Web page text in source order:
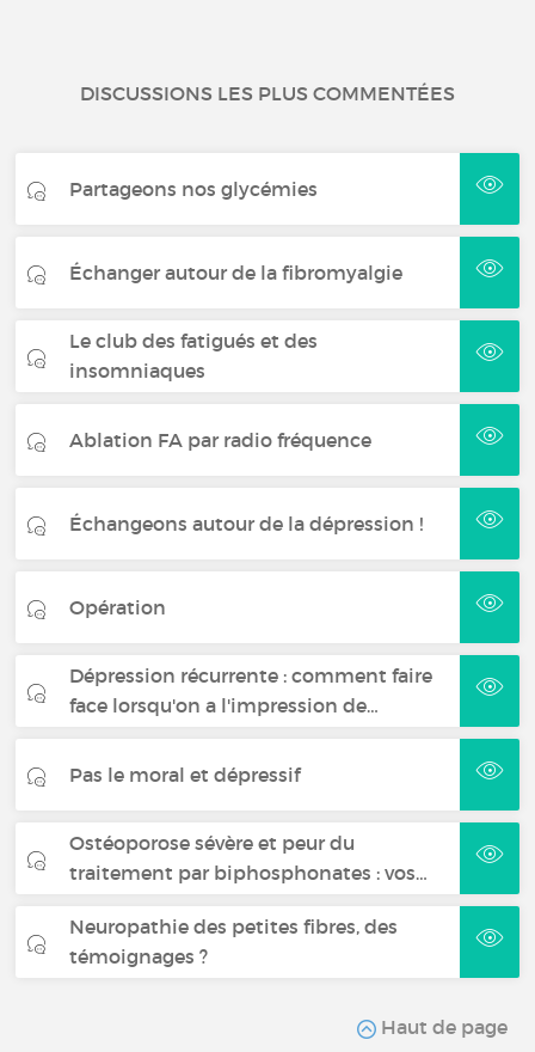
DISCUSSIONS LES PLUS COMMENTÉES
Partageons nos glycémies
Échanger autour de la fibromyalgie
Le club des fatigués et des
insomniaques
Ablation FA par radio fréquence
Échangeons autour de la dépression !
Opération
Dépression récurrente : comment faire
face lorsqu'on a l'impression de…
Pas le moral et dépressif
Ostéoporose sévère et peur du
traitement par biphosphonates : vos…
Neuropathie des petites fibres, des
témoignages ?
Haut de page